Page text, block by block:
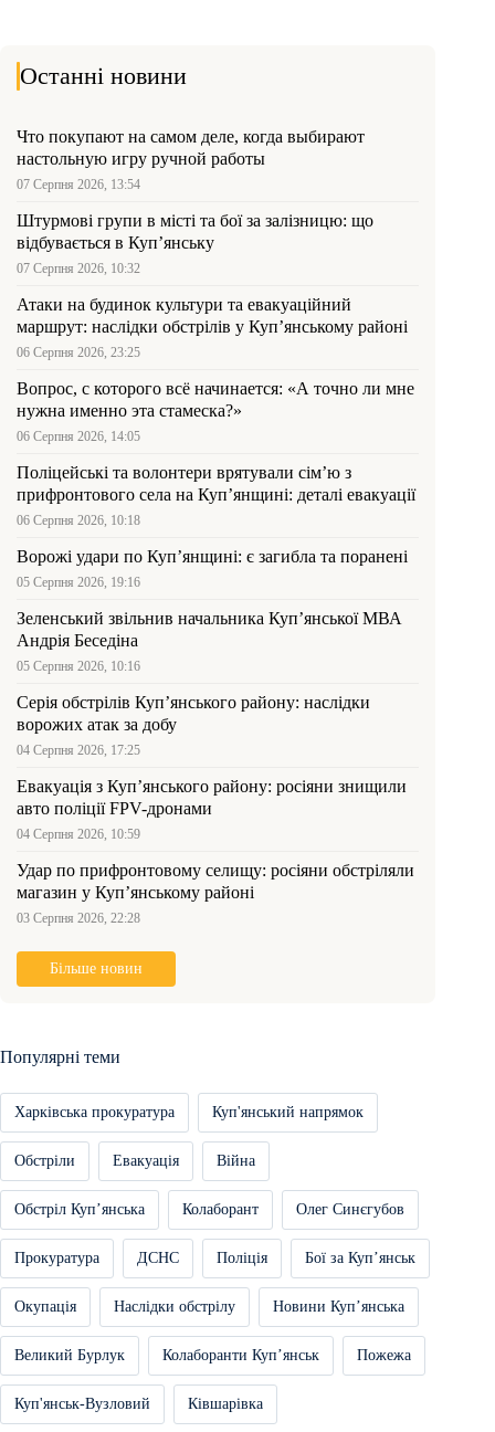
Останні новини
Что покупают на самом деле, когда выбирают
настольную игру ручной работы
07 Серпня 2026, 13:54
Штурмові групи в місті та бої за залізницю: що
відбувається в Куп’янську
07 Серпня 2026, 10:32
Атаки на будинок культури та евакуаційний
маршрут: наслідки обстрілів у Куп’янському районі
06 Серпня 2026, 23:25
Вопрос, с которого всё начинается: «А точно ли мне
нужна именно эта стамеска?»
06 Серпня 2026, 14:05
Поліцейські та волонтери врятували сім’ю з
прифронтового села на Куп’янщині: деталі евакуації
06 Серпня 2026, 10:18
Ворожі удари по Куп’янщині: є загибла та поранені
05 Серпня 2026, 19:16
Зеленський звільнив начальника Купʼянської МВА
Андрія Беседіна
05 Серпня 2026, 10:16
Серія обстрілів Куп’янського району: наслідки
ворожих атак за добу
04 Серпня 2026, 17:25
Евакуація з Куп’янського району: росіяни знищили
авто поліції FPV-дронами
04 Серпня 2026, 10:59
Удар по прифронтовому селищу: росіяни обстріляли
магазин у Куп’янському районі
03 Серпня 2026, 22:28
Більше новин
Популярні теми
Харківська прокуратура Куп'янський напрямок
Обстріли Евакуація Війна
Обстріл Купʼянська Колаборант Олег Синєгубов
Прокуратура ДСНС Поліція Бої за Купʼянськ
Окупація Наслідки обстрілу Новини Купʼянська
Великий Бурлук Колаборанти Купʼянськ Пожежа
Куп'янськ-Вузловий Ківшарівка